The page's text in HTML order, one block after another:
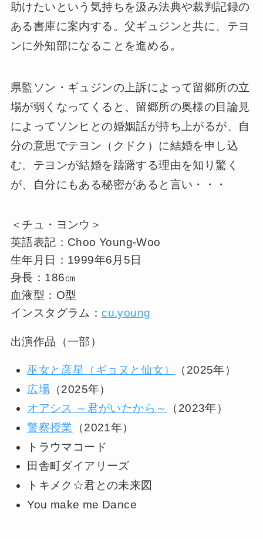
助けたいという気持ちを汲み法典や裁判記録の
ある書庫に案内する。父ギュジンと共に、テヨ
ンに外知部になることを進める。
県監ソン・ギュジンの上訴によって留郷所の立
場が弱くなってくると、留郷所の奥様の目論見
によってソンヒとの婚姻話が持ち上がるが、自
分の意思でテヨン（クドク）に結婚を申し込
む。テヨンが結婚を躊躇する理由を知り驚く
が、自分にもある秘密があると言い・・・
＜チュ・ヨンウ＞
英語表記：Choo Young-Woo
生年月日：1999年6月5日
身長：186㎝
血液型：O型
インスタグラム：cu.young
出演作品（一部）
巫女と彦星（ギョヌと仙女）
（2025年）
広場（2025年）
オアシス ～君がいたから～
（2023年）
警察授業 （2021年）
トラウマコード
田舎町ダイアリーズ
トキメク☆君との未来図
You make me Dance